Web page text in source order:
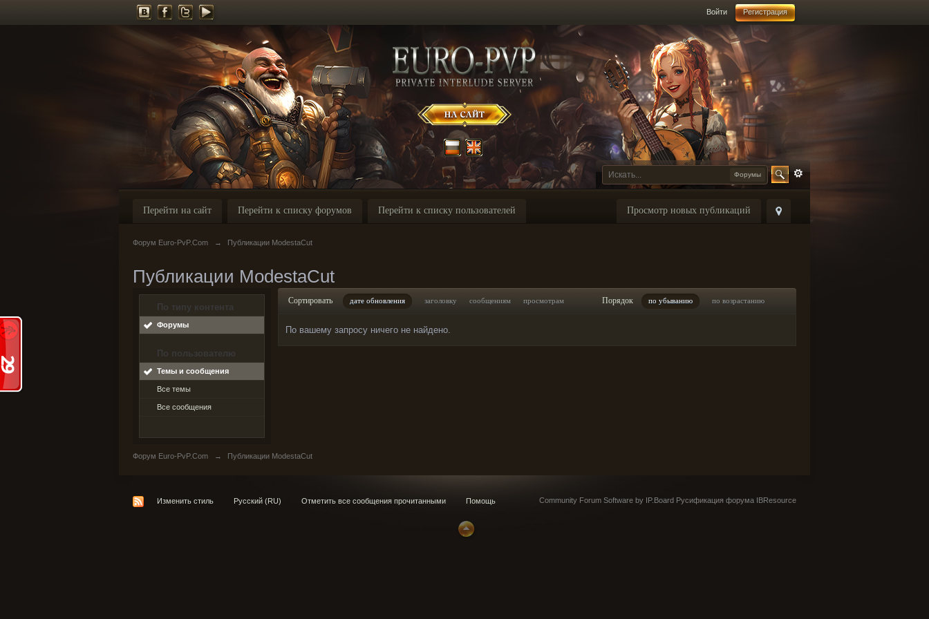
Войти Регистрация
Форумы
Просмотр новых публикаций
Перейти на сайт Перейти к списку форумов Перейти к списку пользователей
Форум Euro-PvP.Com → Публикации ModestaCut
Публикации ModestaCut
По типу контента
Форумы
По пользователю
Темы и сообщения
Все темы
Все сообщения
Сортировать дате обновления заголовку сообщениям просмотрам Порядок по убыванию по возрастанию
По вашему запросу ничего не найдено.
Форум Euro-PvP.Com → Публикации ModestaCut
Изменить стиль Русский (RU) Отметить все сообщения прочитанными Помощь Community Forum Software by IP.Board Русификация форума IBResource